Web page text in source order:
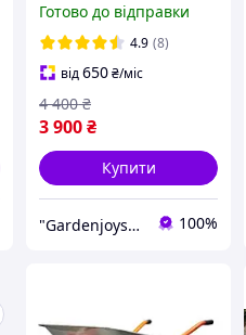
сміття Тачка для
перевезення піску
Тачка для вантажу
Готово до відправки
4.9 (8)
від650₴/міс
3 900₴
4 400 ₴
Купити
"Gardenjoys": Від садової тачки до останнього гвинтика! 100%